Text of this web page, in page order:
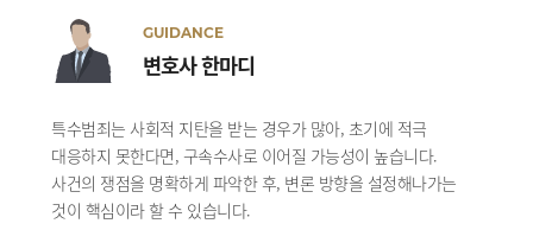
GUIDANCE
변호사 한마디
특수범죄는 사회적 지탄을 받는 경우가 많아, 초기에 적극
대응하지 못한다면, 구속수사로 이어질 가능성이 높습니다.
사건의 쟁점을 명확하게 파악한 후, 변론 방향을 설정해나가는
것이 핵심이라 할 수 있습니다.